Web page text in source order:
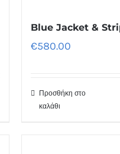
Blue Jacket &
€580.00
Προσθήκη στο
καλάθι